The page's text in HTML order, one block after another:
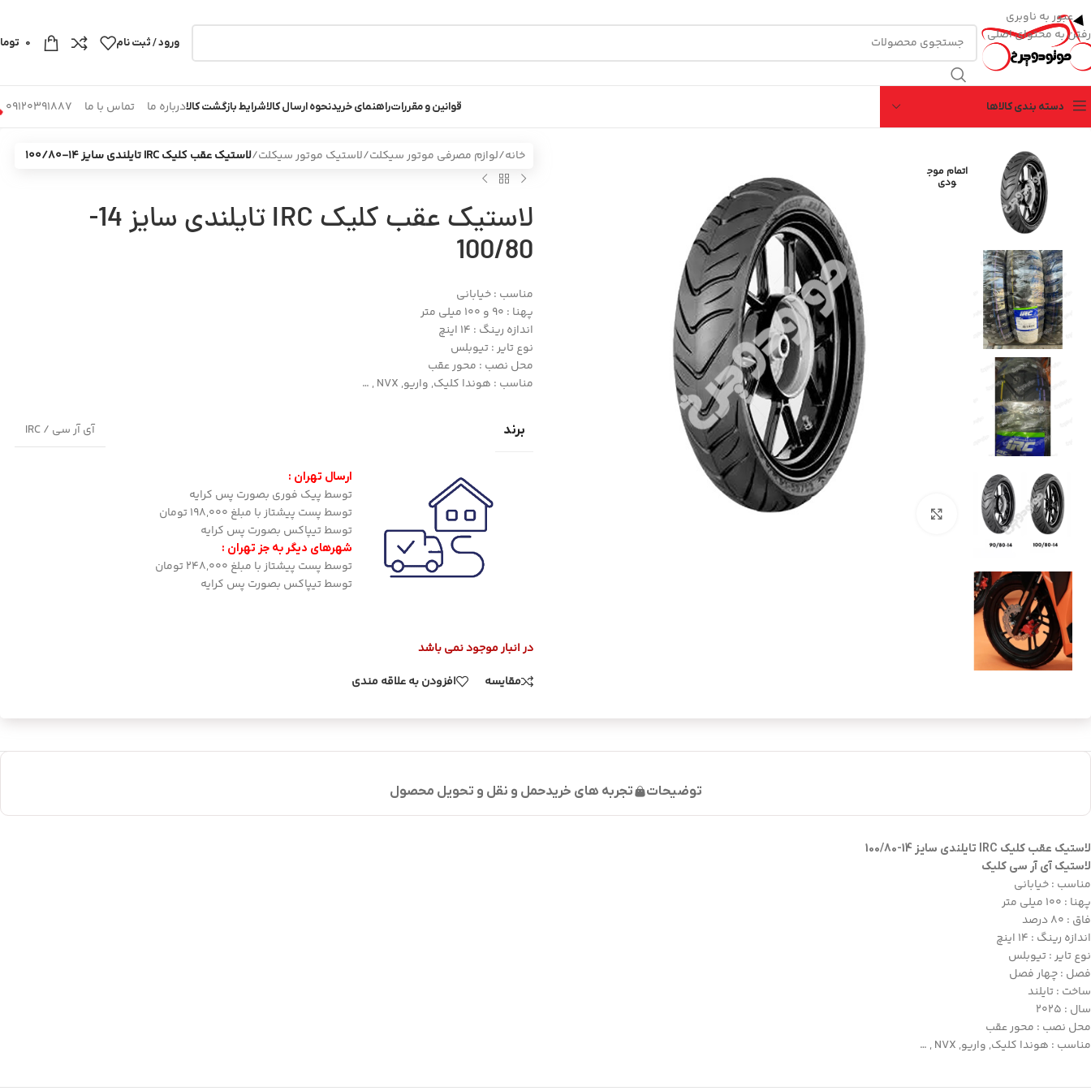
عبور به ناوبری
رفتن به محتوای اصلی
ورود / ثبت نام 0
دسته بندی کالاها قوانین و مقرراتراهنمای خریدنحوه ارسال کالاشرایط بازگشت کالادرباره ما تماس با ما 09120391887
اتمام موج
ودی
خانه/لوازم مصرفی موتور سیکلت/لاستیک موتور سیکلت/لاستیک عقب کلیک IRC تایلندی سایز 14-100/80
لاستیک عقب کلیک IRC تایلندی سایز 14-
100/80
مناسب : خیابانی
پهنا : 90 و 100 میلی متر
اندازه رینگ : 14 اینچ
نوع تایر : تیوبلس
محل نصب : محور عقب
مناسب : هوندا کلیک, واریو, NVX , …
برند آی آر سی / IRC
ارسال تهران :
توسط پیک فوری بصورت پس کرایه
توسط پست پیشتاز با مبلغ 198,000 تومان
توسط تیپاکس بصورت پس کرایه
شهرهای دیگر به جز تهران :
توسط پست پیشتاز با مبلغ 248,000 تومان
توسط تیپاکس بصورت پس کرایه
در انبار موجود نمی باشد
مقایسه
افزودن به علاقه مندی
توضیحات تجربه های خریدحمل و نقل و تحویل محصول
لاستیک عقب کلیک IRC تایلندی سایز 14-100/80
لاستیک آی آر سی کلیک
مناسب : خیابانی
پهنا : 100 میلی متر
فاق : 80 درصد
اندازه رینگ : 14 اینچ
نوع تایر : تیوبلس
فصل : چهار فصل
ساخت : تایلند
سال : 2025
محل نصب : محور عقب
مناسب : هوندا کلیک, واریو, NVX , …